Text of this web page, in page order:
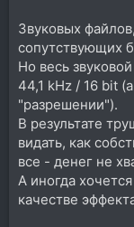
Звуковых
сопутствующих
Но весь
44,1 kHz / 16 bit
"разрешении").
В результате
видать, как
все - денег не
А иногда
качестве